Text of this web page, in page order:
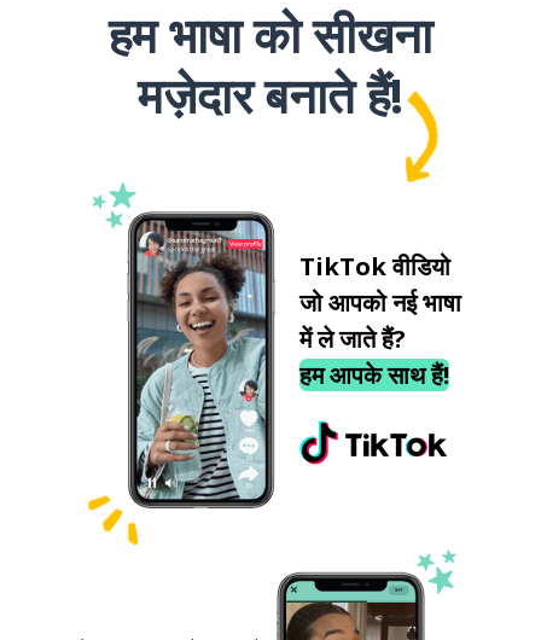
हम भाषा को सीखना
मज़ेदार बनाते हैं!
TikTok वीडियो
जो आपको नई भाषा
में ले जाते हैं?
हम आपके साथ हैं!